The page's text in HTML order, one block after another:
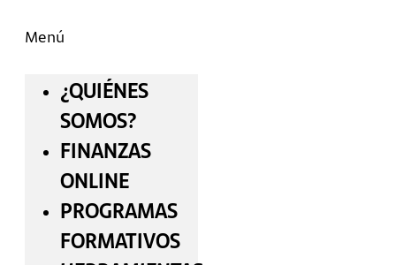
Menú
¿QUIÉNES
SOMOS?
FINANZAS
ONLINE
PROGRAMAS
FORMATIVOS